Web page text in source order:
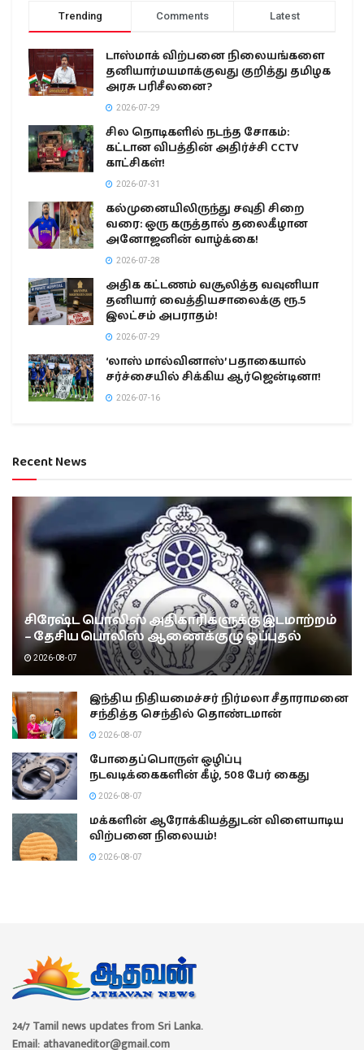
Trending Comments Latest
டாஸ்மாக் விற்பனை நிலையங்களை
தனியார்மயமாக்குவது குறித்து தமிழக
அரசு பரிசீலனை?
2026-07-29
சில நொடிகளில் நடந்த சோகம்:
கட்டான விபத்தின் அதிர்ச்சி CCTV
காட்சிகள்!
2026-07-31
கல்முனையிலிருந்து சவுதி சிறை
வரை: ஒரு கருத்தால் தலைகீழான
அனோஜனின் வாழ்க்கை!
2026-07-28
அதிக கட்டணம் வசூலித்த வவுனியா
தனியார் வைத்தியசாலைக்கு ரூ.5
இலட்சம் அபராதம்!
2026-07-29
‘லாஸ் மால்வினாஸ்’ பதாகையால்
சர்ச்சையில் சிக்கிய ஆர்ஜென்டினா!
2026-07-16
Recent News
சிரேஷ்ட பொலிஸ் அதிகாரிகளுக்கு இடமாற்றம்
– தேசிய பொலிஸ் ஆணைக்குழு ஒப்புதல்
2026-08-07
இந்திய நிதியமைச்சர் நிர்மலா சீதாராமனை
சந்தித்த செந்தில் தொண்டமான்
2026-08-07
போதைப்பொருள் ஒழிப்பு
நடவடிக்கைகளின் கீழ், 508 பேர் கைது
2026-08-07
மக்களின் ஆரோக்கியத்துடன் விளையாடிய
விற்பனை நிலையம்!
2026-08-07
24/7 Tamil news updates from Sri Lanka.
Email: athavaneditor@gmail.com